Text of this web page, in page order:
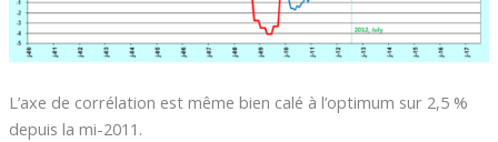
L’axe de corrélation est même bien calé à l’optimum sur 2,5 %
depuis la mi-2011.